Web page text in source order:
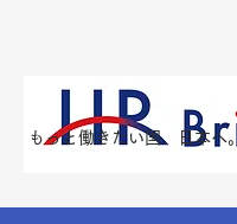
​もっと働きたい国、日本へ。